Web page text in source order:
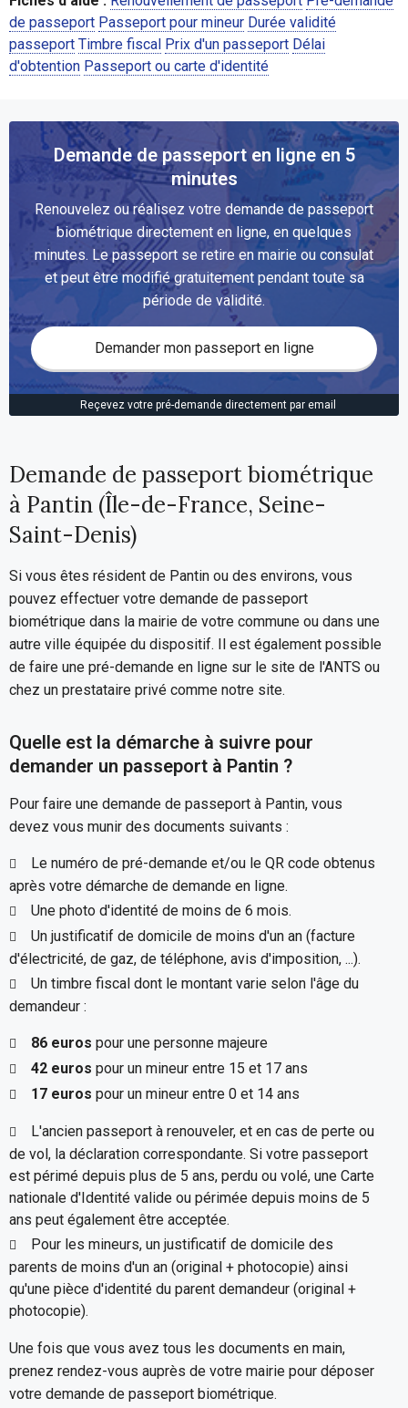
de passeport Passeport pour mineur Durée validité
passeport Timbre fiscal Prix d'un passeport Délai
d'obtention Passeport ou carte d'identité
Demande de passeport en ligne en 5
minutes
Renouvelez ou réalisez votre demande de passeport
biométrique directement en ligne, en quelques
minutes. Le passeport se retire en mairie ou consulat
et peut être modifié gratuitement pendant toute sa
période de validité.
Demander mon passeport en ligne
Reçevez votre pré-demande directement par email
Demande de passeport biométrique
à Pantin (Île-de-France, Seine-
Saint-Denis)
Si vous êtes résident de Pantin ou des environs, vous
pouvez effectuer votre demande de passeport
biométrique dans la mairie de votre commune ou dans une
autre ville équipée du dispositif. Il est également possible
de faire une pré-demande en ligne sur le site de l'ANTS ou
chez un prestataire privé comme notre site.
Quelle est la démarche à suivre pour
demander un passeport à Pantin ?
Pour faire une demande de passeport à Pantin, vous
devez vous munir des documents suivants :
Le numéro de pré-demande et/ou le QR code obtenus
après votre démarche de demande en ligne.
Une photo d'identité de moins de 6 mois.
Un justificatif de domicile de moins d'un an (facture
d'électricité, de gaz, de téléphone, avis d'imposition, ...).
Un timbre fiscal dont le montant varie selon l'âge du
demandeur :
86 euros pour une personne majeure
42 euros pour un mineur entre 15 et 17 ans
17 euros pour un mineur entre 0 et 14 ans
L'ancien passeport à renouveler, et en cas de perte ou
de vol, la déclaration correspondante. Si votre passeport
est périmé depuis plus de 5 ans, perdu ou volé, une Carte
nationale d'Identité valide ou périmée depuis moins de 5
ans peut également être acceptée.
Pour les mineurs, un justificatif de domicile des
parents de moins d'un an (original + photocopie) ainsi
qu'une pièce d'identité du parent demandeur (original +
photocopie).
Une fois que vous avez tous les documents en main,
prenez rendez-vous auprès de votre mairie pour déposer
votre demande de passeport biométrique.